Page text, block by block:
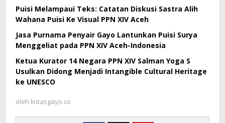
Puisi Melampaui Teks: Catatan Diskusi Sastra Alih
Wahana Puisi Ke Visual PPN XIV Aceh
Jasa Purnama Penyair Gayo Lantunkan Puisi Surya
Menggeliat pada PPN XIV Aceh-Indonesia
Ketua Kurator 14 Negara PPN XIV Salman Yoga S
Usulkan Didong Menjadi Intangible Cultural Heritage
ke UNESCO
oleh lintasgayo.co